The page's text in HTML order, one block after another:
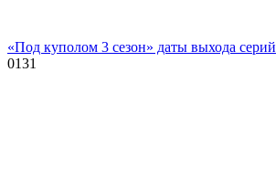
«Под куполом 3 сезон» даты выхода серий
0131